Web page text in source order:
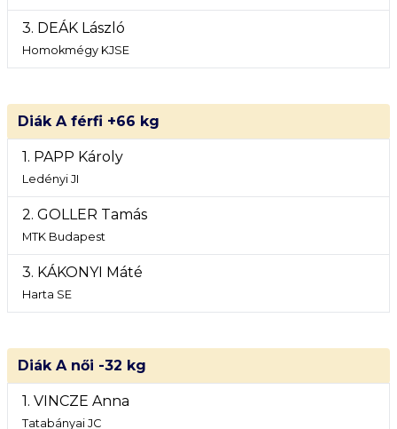
3. DEÁK László
Homokmégy KJSE
Diák A férfi +66 kg
1. PAPP Károly
Ledényi JI
2. GOLLER Tamás
MTK Budapest
3. KÁKONYI Máté
Harta SE
Diák A női -32 kg
1. VINCZE Anna
Tatabányai JC